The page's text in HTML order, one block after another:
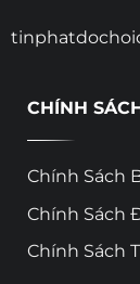
CHÍNH
Chính Sách
Chính Sách
Chính Sách